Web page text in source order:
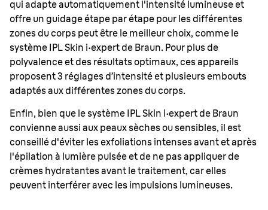
qui adapte automatiquement l'intensité lumineuse et
offre un guidage étape par étape pour les différentes
zones du corps peut être le meilleur choix, comme le
système IPL Skin i·expert de Braun. Pour plus de
polyvalence et des résultats optimaux, ces appareils
proposent 3 réglages d’intensité et plusieurs embouts
adaptés aux différentes zones du corps.
Enfin, bien que le système IPL Skin i·expert de Braun
convienne aussi aux peaux sèches ou sensibles, il est
conseillé d'éviter les exfoliations intenses avant et après
l'épilation à lumière pulsée et de ne pas appliquer de
crèmes hydratantes avant le traitement, car elles
peuvent interférer avec les impulsions lumineuses.